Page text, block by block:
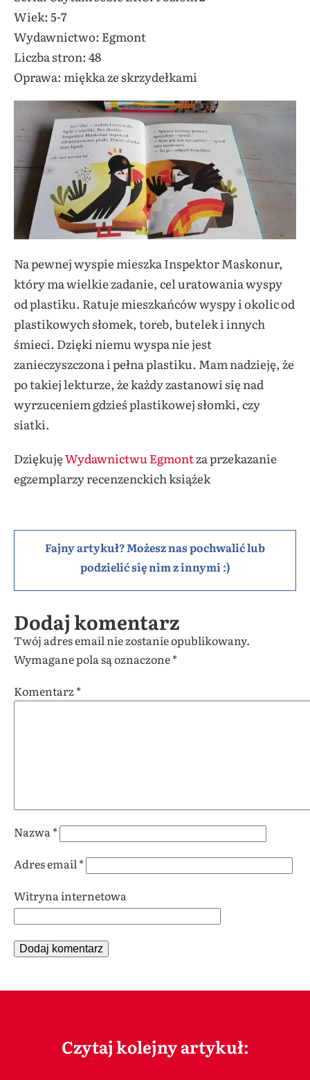
Wiek: 5-7
Wydawnictwo: Egmont
Liczba stron: 48
Oprawa: miękka ze skrzydełkami
Na pewnej wyspie mieszka Inspektor Maskonur,
który ma wielkie zadanie, cel uratowania wyspy
od plastiku. Ratuje mieszkańców wyspy i okolic od
plastikowych słomek, toreb, butelek i innych
śmieci. Dzięki niemu wyspa nie jest
zanieczyszczona i pełna plastiku. Mam nadzieję, że
po takiej lekturze, że każdy zastanowi się nad
wyrzuceniem gdzieś plastikowej słomki, czy
siatki.
DziękujęWydawnictwu Egmontza przekazanie
egzemplarzy recenzenckich książek
Fajny artykuł? Możesz nas pochwalić lub
podzielić się nim z innymi :)
Dodaj komentarz
Twój adres email nie zostanie opublikowany.
Wymagane pola są oznaczone*
Komentarz*
Nazwa*
Adres email*
Witryna internetowa
Czytaj kolejny artykuł: